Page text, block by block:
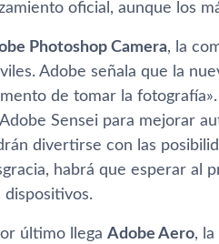
oficial, aunque los
Photoshop Camera, la
Adobe señala que la
de tomar la
Sensei para mejorar
divertirse con las
habrá que esperar al
dispositivos.
último llega Adobe Aero,